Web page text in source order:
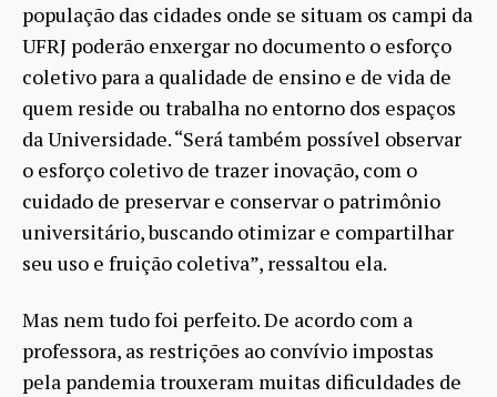
população das cidades onde se situam os campi da
UFRJ poderão enxergar no documento o esforço
coletivo para a qualidade de ensino e de vida de
quem reside ou trabalha no entorno dos espaços
da Universidade. “Será também possível observar
o esforço coletivo de trazer inovação, com o
cuidado de preservar e conservar o patrimônio
universitário, buscando otimizar e compartilhar
seu uso e fruição coletiva”, ressaltou ela.
Mas nem tudo foi perfeito. De acordo com a
professora, as restrições ao convívio impostas
pela pandemia trouxeram muitas dificuldades de